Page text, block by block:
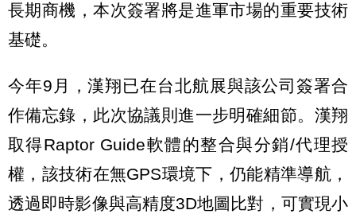
長期商機，本次簽署將是進軍市場的重要技術
基礎。
今年9月，漢翔已在台北航展與該公司簽署合
作備忘錄，此次協議則進一步明確細節。漢翔
取得Raptor Guide軟體的整合與分銷/代理授
權，該技術在無GPS環境下，仍能精準導航，
透過即時影像與高精度3D地圖比對，可實現小